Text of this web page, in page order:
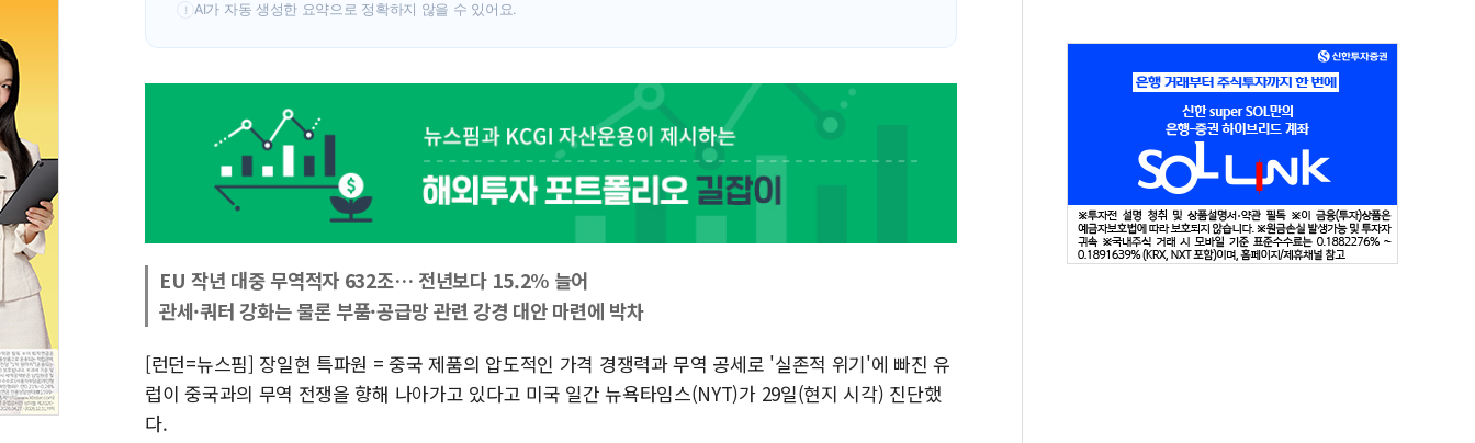
! AI가 자동 생성한 요약으로 정확하지 않을 수 있어요.
EU 작년 대중 무역적자 632조… 전년보다 15.2% 늘어
관세·쿼터 강화는 물론 부품·공급망 관련 강경 대안 마련에 박차
[런던=뉴스핌] 장일현 특파원 = 중국 제품의 압도적인 가격 경쟁력과 무역 공세로 '실존적 위기'에 빠진 유
럽이 중국과의 무역 전쟁을 향해 나아가고 있다고 미국 일간 뉴욕타임스(NYT)가 29일(현지 시각) 진단했
다.